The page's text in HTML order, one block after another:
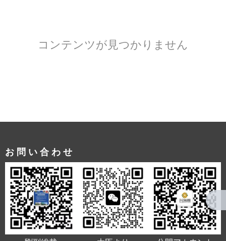
コンテンツが見つかりません
お問い合わせ